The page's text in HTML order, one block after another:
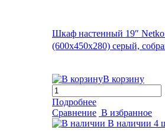
Шкаф настенный 19″
(600x450x280) серый,
В корзину
Подробнее
Сравнение В избранное
В наличии 4